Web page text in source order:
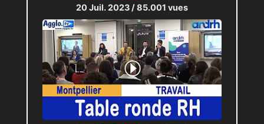
20 Juil. 2023 / 85.001 vues